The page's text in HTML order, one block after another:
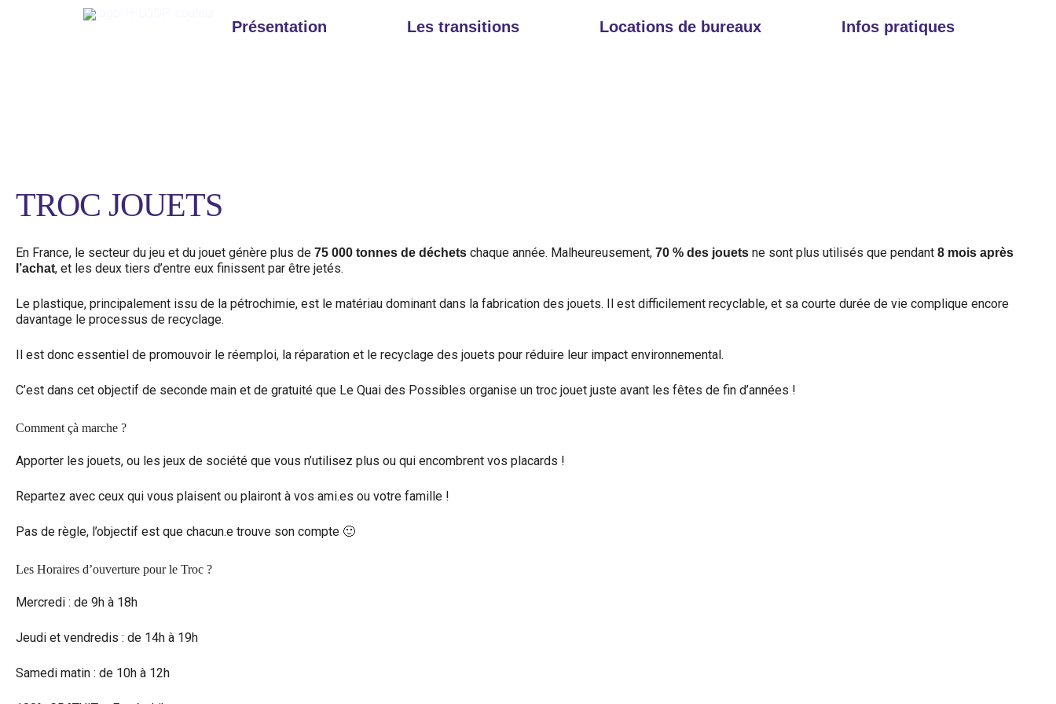
Présentation Les transitions Locations de bureaux Infos pratiques
TROC JOUETS
En France, le secteur du jeu et du jouet génère plus de 75 000 tonnes de déchets chaque année. Malheureusement, 70 % des jouets ne sont plus utilisés que pendant 8 mois après
l’achat, et les deux tiers d’entre eux finissent par être jetés.
Le plastique, principalement issu de la pétrochimie, est le matériau dominant dans la fabrication des jouets. Il est difficilement recyclable, et sa courte durée de vie complique encore
davantage le processus de recyclage.
Il est donc essentiel de promouvoir le réemploi, la réparation et le recyclage des jouets pour réduire leur impact environnemental.
C’est dans cet objectif de seconde main et de gratuité que Le Quai des Possibles organise un troc jouet juste avant les fêtes de fin d’années !
Comment çà marche ?
Apporter les jouets, ou les jeux de société que vous n’utilisez plus ou qui encombrent vos placards !
Repartez avec ceux qui vous plaisent ou plairont à vos ami.es ou votre famille !
Pas de règle, l’objectif est que chacun.e trouve son compte 🙂
Les Horaires d’ouverture pour le Troc ?
Mercredi : de 9h à 18h
Jeudi et vendredis : de 14h à 19h
Samedi matin : de 10h à 12h